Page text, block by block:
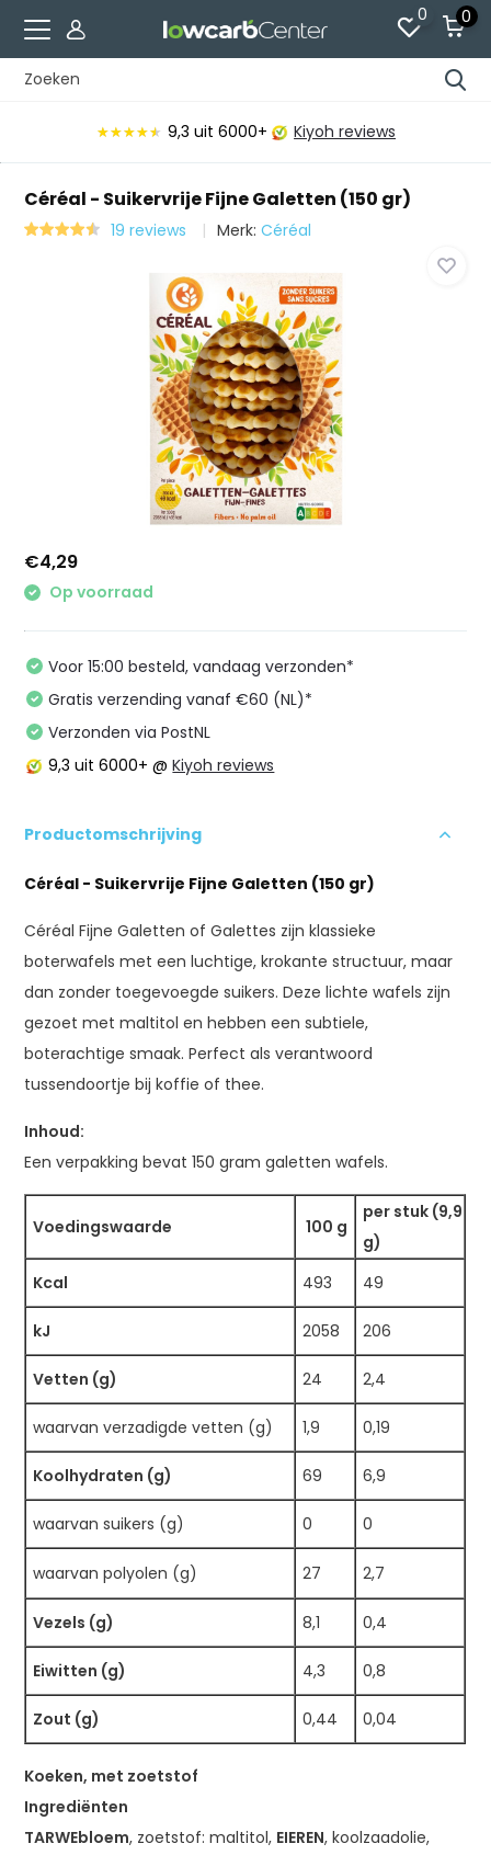
0 0
★★★★★
★★★★★ 9,3 uit 6000+ Kiyoh reviews
Céréal - Suikervrije Fijne Galetten (150 gr)
19 reviews Merk:Céréal
€4,29
Op voorraad
Voor 15:00 besteld, vandaag verzonden*
Gratis verzending vanaf €60 (NL)*
Verzonden via PostNL
9,3 uit 6000+ @Kiyoh reviews
Productomschrijving
Céréal - Suikervrije Fijne Galetten (150 gr)
Céréal Fijne Galetten of Galettes zijn klassieke
boterwafels met een luchtige, krokante structuur, maar
dan zonder toegevoegde suikers. Deze lichte wafels zijn
gezoet met maltitol en hebben een subtiele,
boterachtige smaak. Perfect als verantwoord
tussendoortje bij koffie of thee.
Inhoud:
Een verpakking bevat 150 gram galetten wafels.
Voedingswaarde 100 g
per stuk (9,9
g)
Kcal
493 49
kJ 2058 206
Vetten (g) 24 2,4
waarvan verzadigde vetten (g) 1,9 0,19
Koolhydraten (g) 69 6,9
waarvan suikers (g) 0 0
waarvan polyolen (g) 27 2,7
Vezels (g) 8,1 0,4
Eiwitten (g) 4,3 0,8
Zout (g) 0,44 0,04
Koeken, met zoetstof
Ingrediënten
TARWEbloem, zoetstof: maltitol, EIEREN, koolzaadolie,